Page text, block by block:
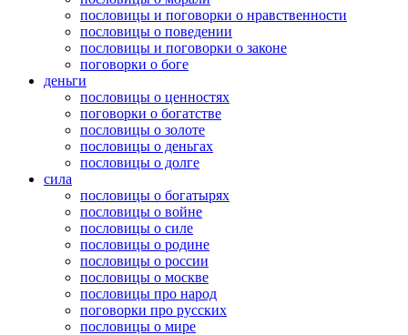
пословицы и поговорки о нравственности
пословицы о поведении
пословицы и поговорки о законе
поговорки о боге
деньги
пословицы о ценностях
поговорки о богатстве
пословицы о золоте
пословицы о деньгах
пословицы о долге
сила
пословицы о богатырях
пословицы о войне
пословицы о силе
пословицы о родине
пословицы о россии
пословицы о москве
пословицы про народ
поговорки про русских
пословицы о мире